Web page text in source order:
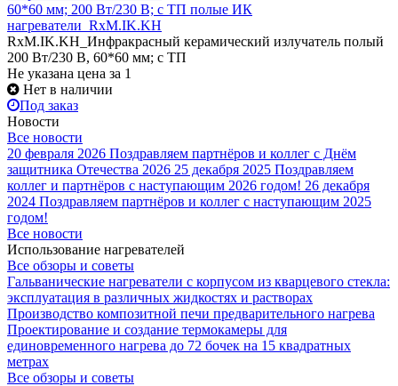
60*60 мм; 200 Вт/230 В; с ТП полые ИК
нагреватели_RxM.IK.KH
RxM.IK.KH_Инфракрасный керамический излучатель полый
200 Вт/230 В, 60*60 мм; с ТП
Не указана цена за 1
Нет в наличии
Под заказ
Новости
Все новости
20 февраля 2026 Поздравляем партнёров и коллег с Днём
защитника Отечества 2026 25 декабря 2025 Поздравляем
коллег и партнёров с наступающим 2026 годом! 26 декабря
2024 Поздравляем партнёров и коллег с наступающим 2025
годом!
Все новости
Использование нагревателей
Все обзоры и советы
Гальванические нагреватели с корпусом из кварцевого стекла:
эксплуатация в различных жидкостях и растворах
Производство композитной печи предварительного нагрева
Проектирование и создание термокамеры для
единовременного нагрева до 72 бочек на 15 квадратных
метрах
Все обзоры и советы